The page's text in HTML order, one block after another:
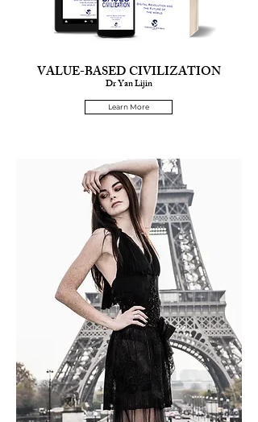
VALUE-BASED CIVILIZATION
Dr Yan Lijin
Learn More